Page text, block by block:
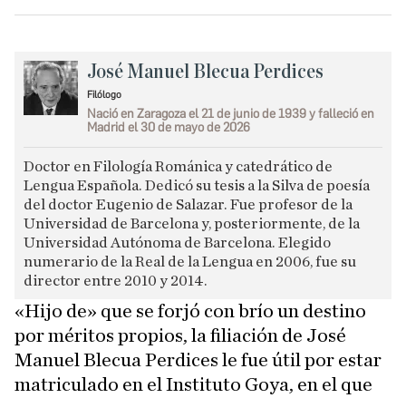
Nació en Zaragoza el 21 de junio de 1939 y falleció en
Madrid el 30 de mayo de 2026
José Manuel Blecua Perdices
Filólogo
Doctor en Filología Románica y catedrático de
Lengua Española. Dedicó su tesis a la Silva de poesía
del doctor Eugenio de Salazar. Fue profesor de la
Universidad de Barcelona y, posteriormente, de la
Universidad Autónoma de Barcelona. Elegido
numerario de la Real de la Lengua en 2006, fue su
director entre 2010 y 2014.
«Hijo de» que se forjó con brío un destino
por méritos propios, la filiación de José
Manuel Blecua Perdices le fue útil por estar
matriculado en el Instituto Goya, en el que